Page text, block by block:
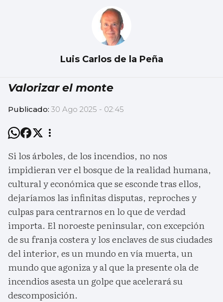
Luis Carlos de la Peña
Valorizar el monte
Publicado: 30 Ago 2025 - 02:45
Si los árboles, de los incendios, no nos
impidieran ver el bosque de la realidad humana,
cultural y económica que se esconde tras ellos,
dejaríamos las infinitas disputas, reproches y
culpas para centrarnos en lo que de verdad
importa. El noroeste peninsular, con excepción
de su franja costera y los enclaves de sus ciudades
del interior, es un mundo en vía muerta, un
mundo que agoniza y al que la presente ola de
incendios asesta un golpe que acelerará su
descomposición.